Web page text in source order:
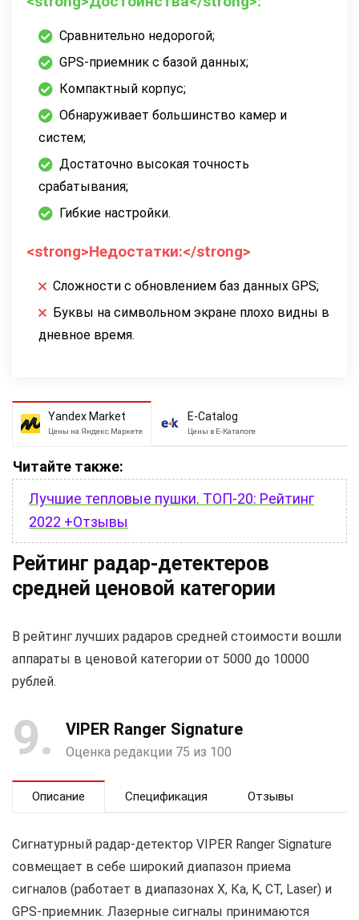
Сравнительно недорогой;
GPS-приемник с базой данных;
Компактный корпус;
Обнаруживает большинство камер и
систем;
Достаточно высокая точность
срабатывания;
Гибкие настройки.
<strong>Недостатки:</strong>
Сложности с обновлением баз данных GPS;
Буквы на символьном экране плохо видны в
дневное время.
Yandex Market
Цены на Яндекс Маркете
E-Catalog
Цены в Е-Каталоге
Читайте также:
Лучшие тепловые пушки. ТОП-20: Рейтинг
2022 +Отзывы
Рейтинг радар-детектеров
средней ценовой категории
В рейтинг лучших радаров средней стоимости вошли
аппараты в ценовой категории от 5000 до 10000
рублей.
9 VIPER Ranger Signature
Оценка редакции 75 из 100
Описание Спецификация Отзывы
Сигнатурный радар-детектор VIPER Ranger Signature
совмещает в себе широкий диапазон приема
сигналов (работает в диапазонах X, Ка, K, CT, Laser) и
GPS-приемник. Лазерные сигналы принимаются